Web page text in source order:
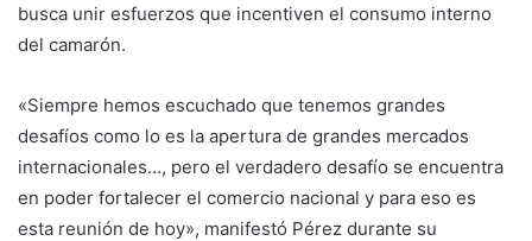
busca unir esfuerzos que incentiven el consumo interno
del camarón.
«Siempre hemos escuchado que tenemos grandes
desafíos como lo es la apertura de grandes mercados
internacionales…, pero el verdadero desafío se encuentra
en poder fortalecer el comercio nacional y para eso es
esta reunión de hoy», manifestó Pérez durante su